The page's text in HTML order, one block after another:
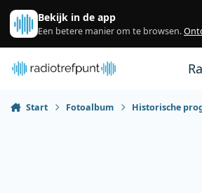
Spring naar bijdragen
Bekijk in de app
Een betere manier om te browsen.
Start Fotoalbum Historische